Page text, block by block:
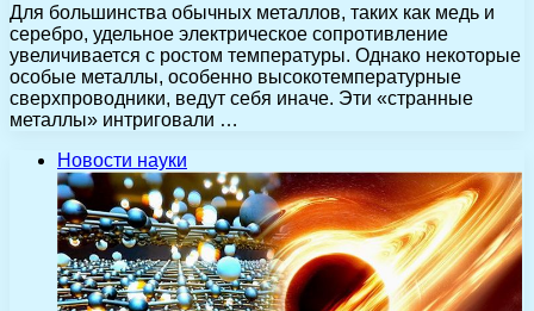
Для большинства обычных металлов, таких как медь и
серебро, удельное электрическое сопротивление
увеличивается с ростом температуры. Однако некоторые
особые металлы, особенно высокотемпературные
сверхпроводники, ведут себя иначе. Эти «странные
металлы» интриговали …
Новости науки